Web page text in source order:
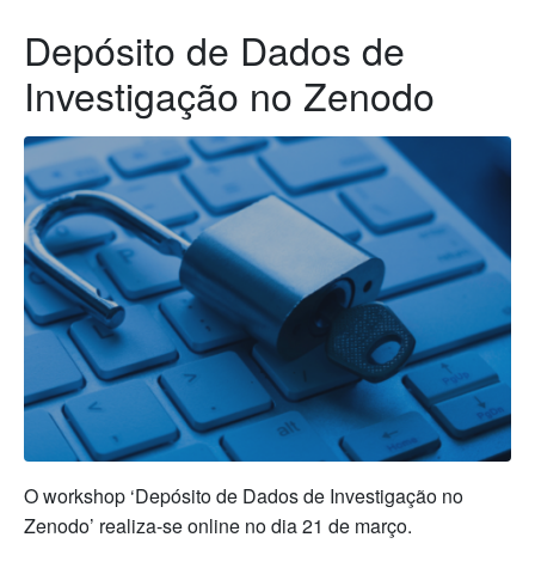
Depósito de Dados de
Investigação no Zenodo
O workshop ‘Depósito de Dados de Investigação no
Zenodo’ realiza-se online no dia 21 de março.